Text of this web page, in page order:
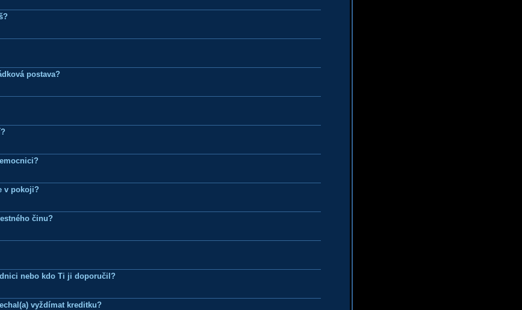
postava?
v pokoji?
činu?
nebo kdo Ti ji doporučil?
vyždímat kreditku?